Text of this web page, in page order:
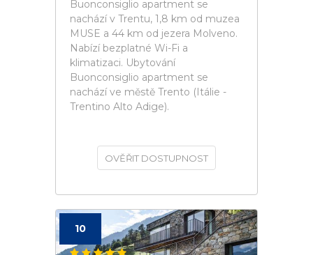
Buonconsiglio apartment se
nachází v Trentu, 1,8 km od muzea
MUSE a 44 km od jezera Molveno.
Nabízí bezplatné Wi-Fi a
klimatizaci. Ubytování
Buonconsiglio apartment se
nachází ve městě Trento (Itálie -
Trentino Alto Adige).
OVĚŘIT DOSTUPNOST
10